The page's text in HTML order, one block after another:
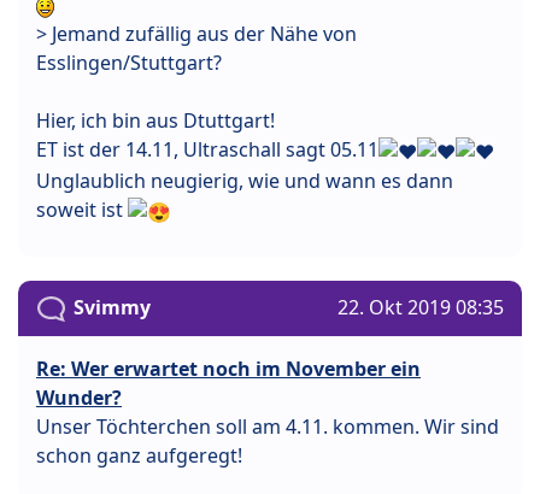
> Jemand zufällig aus der Nähe von
Esslingen/Stuttgart?
Hier, ich bin aus Dtuttgart!
ET ist der 14.11, Ultraschall sagt 05.11
Unglaublich neugierig, wie und wann es dann
soweit ist
Svimmy 22. Okt 2019 08:35
Re: Wer erwartet noch im November ein
Wunder?
Unser Töchterchen soll am 4.11. kommen. Wir sind
schon ganz aufgeregt!